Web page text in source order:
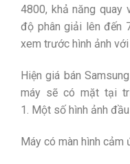
4800, khả năng quay
độ phân giải lên đến
xem trước hình ảnh
Hiện giá bán
máy sẽ có mặt tại
1. Một số hình ảnh
Máy có màn hình cảm